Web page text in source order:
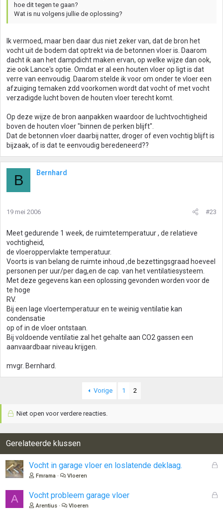
hoe dit tegen te gaan?
Wat is nu volgens jullie de oplossing?
Ik vermoed, maar ben daar dus niet zeker van, dat de bron het
vocht uit de bodem dat optrekt via de betonnen vloer is. Daarom
dacht ik aan het dampdicht maken ervan, op welke wijze dan ook,
zie ook Lance's optie. Omdat er al een houten vloer op ligt is dat
verre van eenvoudig. Daarom stelde ik voor om onder te vloer een
afzuiging temaken zdd voorkomen wordt dat vocht of met vocht
verzadigde lucht boven de houten vloer terecht komt.
Op deze wijze de bron aanpakken waardoor de luchtvochtigheid
boven de houten vloer "binnen de perken blijft".
Dat de betonnen vloer daarbij natter, droger of even vochtig blijft is
bijzaak, of is dat te eenvoudig beredeneerd??
B Bernhard
19 mei 2006 #23
Meet gedurende 1 week, de ruimtetemperatuur , de relatieve
vochtigheid,
de vloeroppervlakte temperatuur.
Voorts is van belang de ruimte inhoud ,de bezettingsgraad hoeveel
personen per uur/per dag,en de cap. van het ventilatiesysteem.
Met deze gegevens kan een oplossing gevonden worden voor de
te hoge
RV.
Bij een lage vloertemperatuur en te weinig ventilatie kan
condensatie
op of in de vloer ontstaan.
Bij voldoende ventilatie zal het gehalte aan CO2 gassen een
aanvaardbaar niveau krijgen.
mvgr. Bernhard.
Vorige 1 2
Niet open voor verdere reacties.
Gerelateerde klussen
G
Vocht in garage vloer en loslatende deklaag.
Fmrama Vloeren
A
G
Vocht probleem garage vloer
Arentius Vloeren